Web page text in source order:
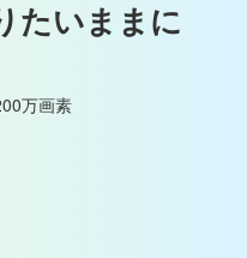
たいままに
万画素